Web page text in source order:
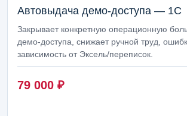
Документы, маршруты и согласования
Помощники на базе ИИ
Импорт, ВЭД и таможня
Производство и легкий цеховой учет
Автовыдача демо-доступа — 1С
Закрывает конкретную операционную
демо-доступа, снижает ручной труд,
зависимость от Эксель/переписок.
79 000 ₽